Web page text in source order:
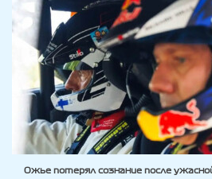
Ожье потерял сознание после